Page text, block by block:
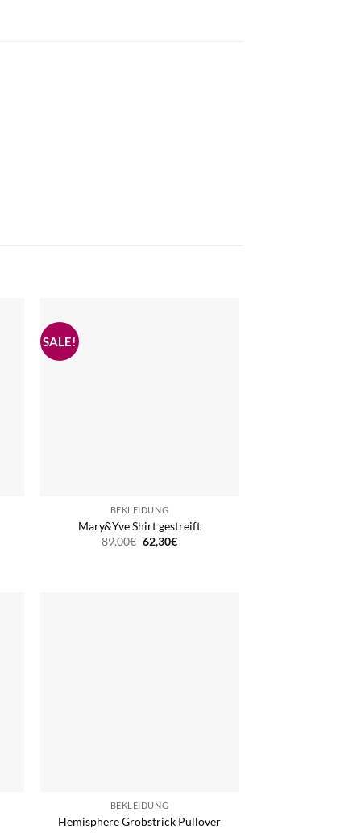
BEKLEIDUNG
Mary&Yve Shirt gestreift
89,00€ Ursprünglicher
Preis
62,30€Aktueller
BEKLEIDUNG
Hemisphere Grobstrick Pullover